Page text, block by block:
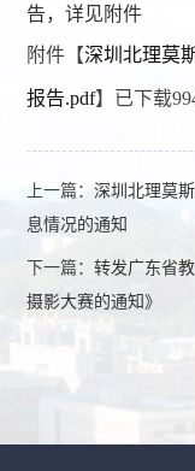
告，详见附件
附件【深圳北理莫
报告.pdf】已下载
上一篇：深圳北理莫
息情况的通知
下一篇：转发广东省
摄影大赛的通知》